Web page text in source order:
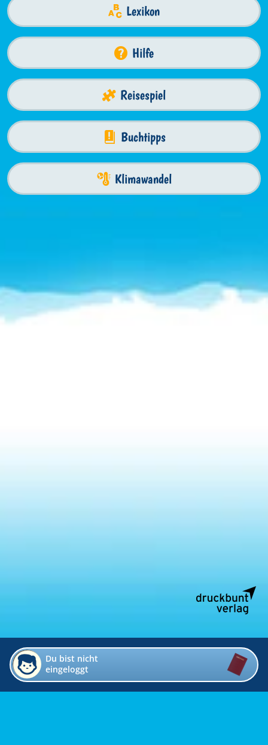
Lexikon
Hilfe
Reisespiel
Buchtipps
Klimawandel
Du bist nicht
eingeloggt